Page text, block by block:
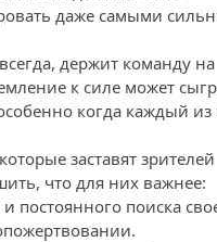
даже самыми
держит команду на
к силе может
когда каждый из
заставят зрителей
что для них важнее:
постоянного поиска